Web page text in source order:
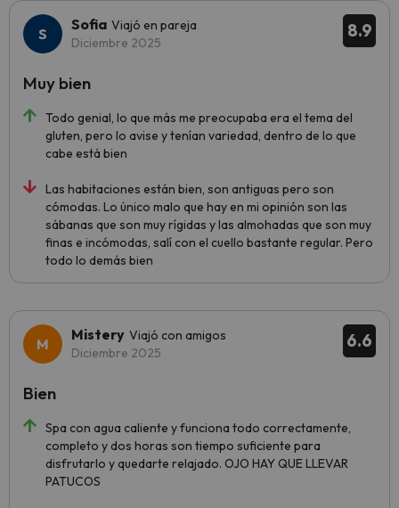
8.9
Sofia Viajó en pareja
Diciembre 2025
Todo genial, lo que más me preocupaba era el tema del
gluten, pero lo avise y tenían variedad, dentro de lo que
cabe está bien
Las habitaciones están bien, son antiguas pero son
cómodas. Lo único malo que hay en mi opinión son las
sábanas que son muy rígidas y las almohadas que son muy
finas e incómodas, salí con el cuello bastante regular. Pero
todo lo demás bien
Muy bien
6.6
Mistery Viajó con amigos
Diciembre 2025
Spa con agua caliente y funciona todo correctamente,
completo y dos horas son tiempo suficiente para
disfrutarlo y quedarte relajado. OJO HAY QUE LLEVAR
PATUCOS
Bien